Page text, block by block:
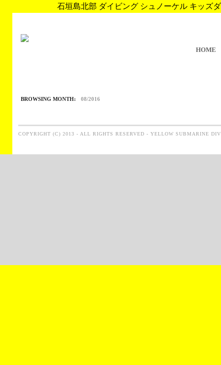
石垣島北部 ダイビング シュノーケル キッズ
HOME
BROWSING MONTH: 08/2016
COPYRIGHT (C) 2013 - ALL RIGHTS RESERVED - YELLOW SUBMARINE